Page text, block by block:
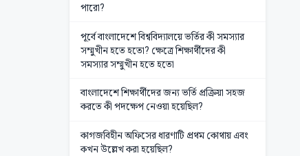
পারো?
পূর্বে বাংলাদেশে বিশ্ববিদ্যালয়ে ভর্তির কী সমস্যার
সম্মুখীন হতে হতো? ক্ষেত্রে শিক্ষার্থীদের কী
সমস্যার সম্মুখীন হতে হতো
বাংলাদেশে শিক্ষার্থীদের জন্য ভর্তি প্রক্রিয়া সহজ
করতে কী পদক্ষেপ নেওয়া হয়েছিল?
কাগজবিহীন অফিসের ধারণাটি প্রথম কোথায় এবং
কখন উল্লেখ করা হয়েছিল?